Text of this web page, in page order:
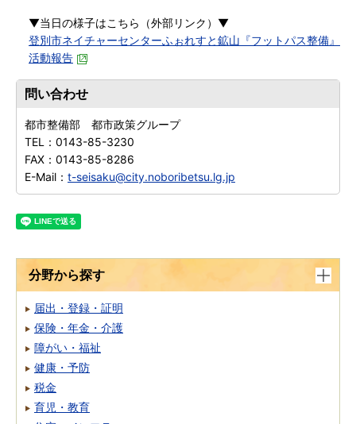
▼当日の様子はこちら（外部リンク）▼
登別市ネイチャーセンターふぉれすと鉱山『フットパス整備』
活動報告
問い合わせ
都市整備部 都市政策グループ
TEL： 0143-85-3230
FAX： 0143-85-8286
E-Mail： t-seisaku@city.noboribetsu.lg.jp
分野から探す
届出・登録・証明
保険・年金・介護
障がい・福祉
健康・予防
税金
育児・教育